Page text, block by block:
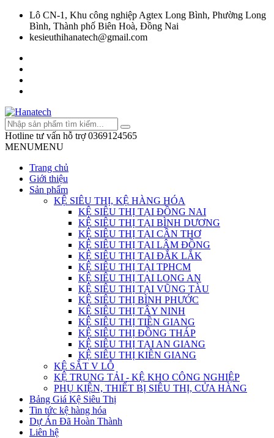
Lô CN-1, Khu công nghiệp Agtex Long Bình, Phường Long
Bình, Thành phố Biên Hoà, Đồng Nai
kesieuthihanatech@gmail.com
Hotline tư vấn hỗ trợ 0369124565
MENUMENU
Trang chủ
Giới thiệu
Sản phẩm
KỆ SIÊU THỊ, KỆ HÀNG HÓA
KỆ SIÊU THỊ TẠI ĐỒNG NAI
KỆ SIÊU THỊ TẠI BÌNH DƯƠNG
KỆ SIÊU THỊ TẠI CẦN THƠ
KỆ SIÊU THỊ TẠI LÂM ĐỒNG
KỆ SIÊU THỊ TẠI ĐẮK LẮK
KỆ SIÊU THỊ TẠI TPHCM
KỆ SIÊU THỊ TẠI LONG AN
KỆ SIÊU THỊ TẠI VŨNG TÀU
KỆ SIÊU THỊ BÌNH PHƯỚC
KỆ SIÊU THỊ TÂY NINH
KỆ SIÊU THỊ TIỀN GIANG
KỆ SIÊU THỊ ĐỒNG THÁP
KỆ SIÊU THỊ TẠI AN GIANG
KỆ SIÊU THỊ KIÊN GIANG
KỆ SẮT V LỖ
KỆ TRUNG TẢI - KỆ KHO CÔNG NGHIỆP
PHỤ KIỆN, THIẾT BỊ SIÊU THỊ, CỬA HÀNG
Bảng Giá Kệ Siêu Thị
Tin tức kệ hàng hóa
Dự Án Đã Hoàn Thành
Liên hệ